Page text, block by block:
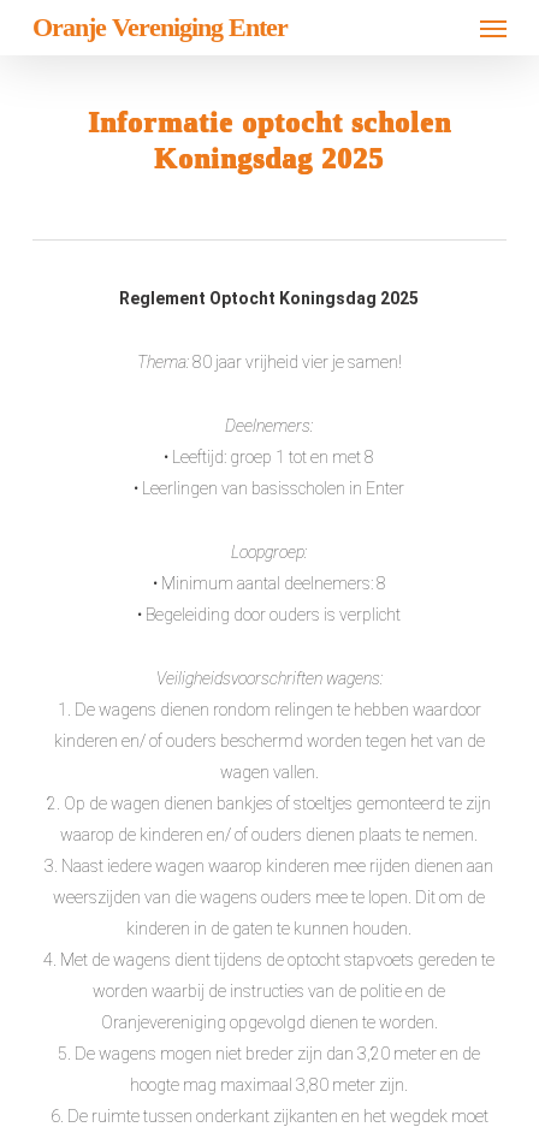
Oranje Vereniging Enter
Informatie optocht scholen
Koningsdag 2025
Reglement Optocht Koningsdag 2025
Thema:80 jaar vrijheid vier je samen!
Deelnemers:
• Leeftijd: groep 1 tot en met 8
• Leerlingen van basisscholen in Enter
Loopgroep:
• Minimum aantal deelnemers: 8
• Begeleiding door ouders is verplicht
Veiligheidsvoorschriften wagens:
1. De wagens dienen rondom relingen te hebben waardoor
kinderen en/ of ouders beschermd worden tegen het van de
wagen vallen.
2. Op de wagen dienen bankjes of stoeltjes gemonteerd te zijn
waarop de kinderen en/ of ouders dienen plaats te nemen.
3. Naast iedere wagen waarop kinderen mee rijden dienen aan
weerszijden van die wagens ouders mee te lopen. Dit om de
kinderen in de gaten te kunnen houden.
4. Met de wagens dient tijdens de optocht stapvoets gereden te
worden waarbij de instructies van de politie en de
Oranjevereniging opgevolgd dienen te worden.
5. De wagens mogen niet breder zijn dan 3,20 meter en de
hoogte mag maximaal 3,80 meter zijn.
6. De ruimte tussen onderkant zijkanten en het wegdek moet